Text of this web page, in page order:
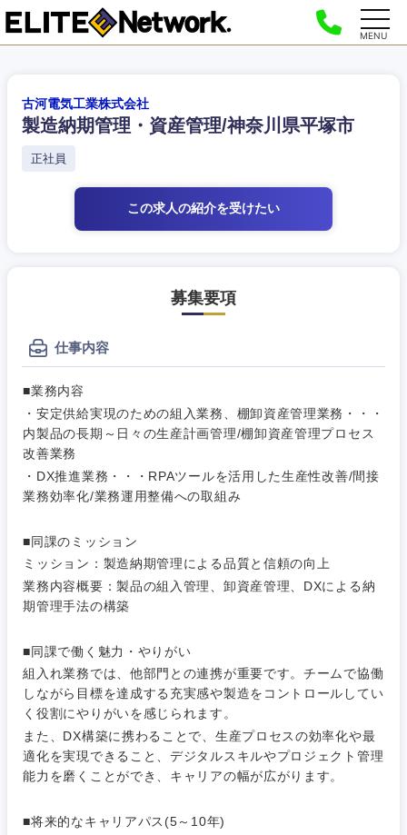
MENU
古河電気工業株式会社
製造納期管理・資産管理/神奈川県平塚市
正社員
この求人の紹介を受けたい
募集要項
仕事内容
■業務内容
・安定供給実現のための組入業務、棚卸資産管理業務・・・
内製品の長期～日々の生産計画管理/棚卸資産管理プロセス
改善業務
・DX推進業務・・・RPAツールを活用した生産性改善/間接
業務効率化/業務運用整備への取組み
■同課のミッション
ミッション：製造納期管理による品質と信頼の向上
業務内容概要：製品の組入管理、卸資産管理、DXによる納
期管理手法の構築
■同課で働く魅力・やりがい
組入れ業務では、他部門との連携が重要です。チームで協働
しながら目標を達成する充実感や製造をコントロールしてい
く役割にやりがいを感じられます。
また、DX構築に携わることで、生産プロセスの効率化や最
適化を実現できること、デジタルスキルやプロジェクト管理
能力を磨くことができ、キャリアの幅が広がります。
■将来的なキャリアパス(5～10年)
経営企
画・事業
企画
経営ボー
ド
管理
SCM
すべての経営企画・事業企
事業企画・事業開発
事業管理
新規事業企画・立上げ
経営企画・事業企画
管理
SCM
人事
商社・卸
自動車・機械・船舶
電気・電子・半導体
秋田県 岩手県
福島県
希望年収
推奨年齢
20代
40代 50代